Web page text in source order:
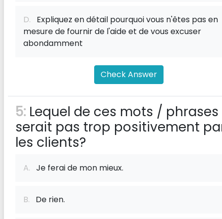
D. Expliquez en détail pourquoi vous n'êtes pas en
mesure de fournir de l'aide et de vous excuser
abondamment
Check Answer
5: Lequel de ces mots / phrases
serait pas trop positivement
les clients?
A. Je ferai de mon mieux.
B. De rien.